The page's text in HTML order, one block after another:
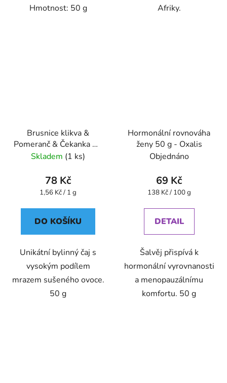
Hmotnost: 50 g
Afriky.
Brusnice klikva &
Pomeranč & Čekanka 50
g Čistící čaj GREŠÍK
Skladem (1 ks)
78 Kč
Měrná
1,56 Kč / 1 g
DO KOŠÍKU
Unikátní bylinný čaj s
vysokým podílem
mrazem sušeného ovoce.
50 g
Hormonální rovnováha
ženy 50 g - Oxalis
Objednáno
69 Kč
Měrná
138 Kč / 100 g
DETAIL
Šalvěj přispívá k
hormonální vyrovnanosti
a menopauzálnímu
komfortu. 50 g